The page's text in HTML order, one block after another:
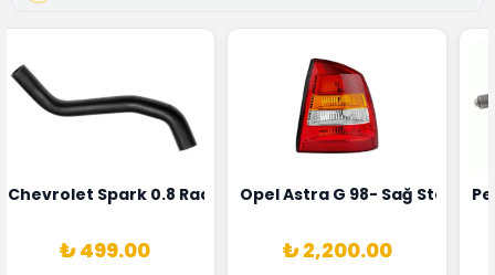
1628HN-0258010081
Alternatörü Valeo Marka 05E903018G
Chevrolet Spark 0.8 Radyatör Üst Hortumu Rapro Marka
₺ 499.00
Opel Astra G 98- Sağ Stop
₺ 2,200.00